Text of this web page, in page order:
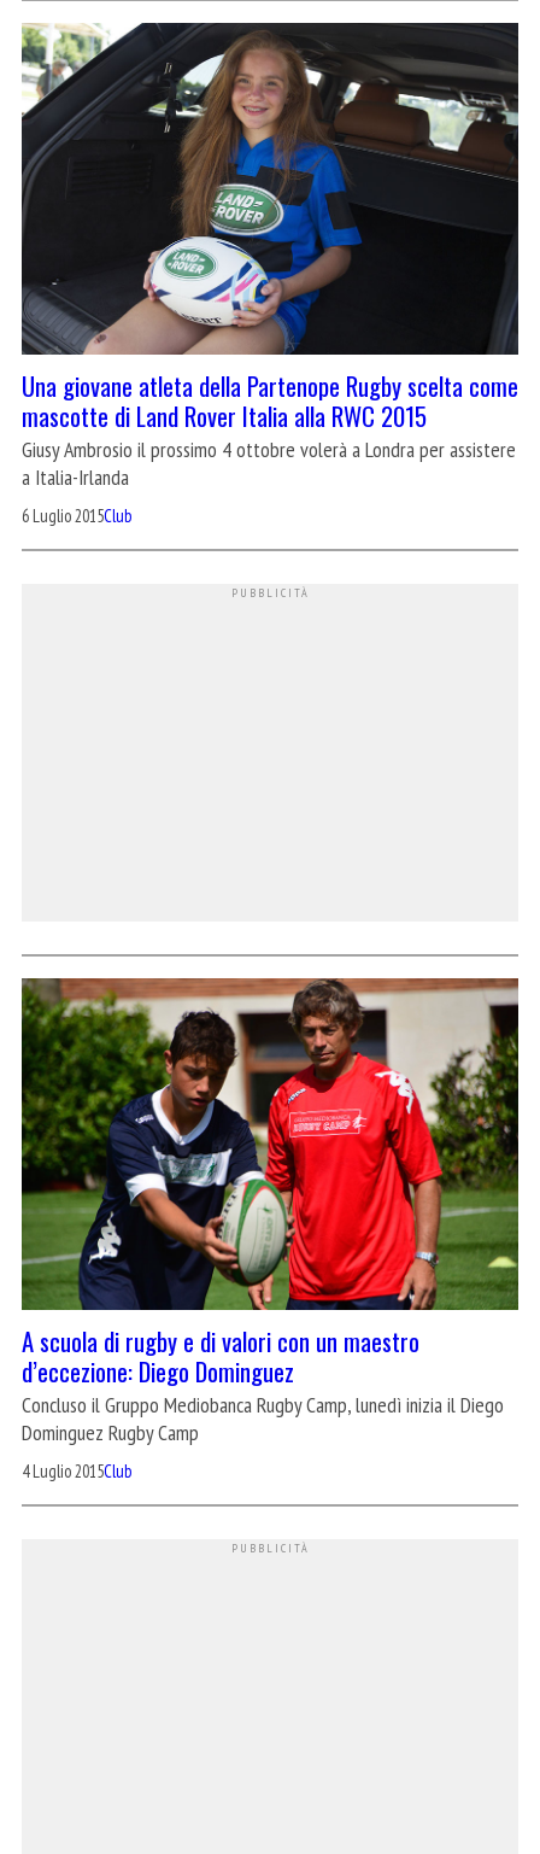
Una giovane atleta della Partenope Rugby scelta come
mascotte di Land Rover Italia alla RWC 2015
Giusy Ambrosio il prossimo 4 ottobre volerà a Londra per assistere
a Italia-Irlanda
6 Luglio 2015Club
A scuola di rugby e di valori con un maestro
d’eccezione: Diego Dominguez
Concluso il Gruppo Mediobanca Rugby Camp, lunedì inizia il Diego
Dominguez Rugby Camp
4 Luglio 2015Club